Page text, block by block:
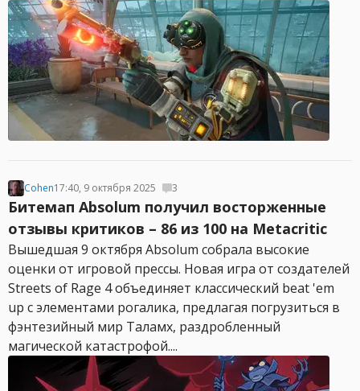
Cohen17:40, 9 октября 2025 3
Битемап Absolum получил восторженные
отзывы критиков – 86 из 100 на Metacritic
Вышедшая 9 октября Absolum собрала высокие
оценки от игровой прессы. Новая игра от создателей
Streets of Rage 4 объединяет классический beat 'em
up с элементами рогалика, предлагая погрузиться в
фэнтезийный мир Таламх, раздробленный
магической катастрофой....